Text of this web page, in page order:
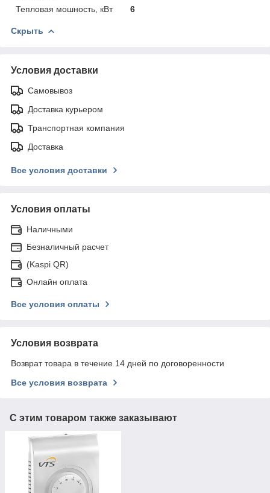
Тепловая мошность, кВт 6
Скрыть
Условия доставки
Самовывоз
Доставка курьером
Транспортная компания
Доставка
Все условия доставки
Условия оплаты
Наличными
Безналичный расчет
(Kaspi QR)
Онлайн оплата
Все условия оплаты
Условия возврата
Возврат товара в течение 14 дней по договоренности
Все условия возврата
С этим товаром также заказывают